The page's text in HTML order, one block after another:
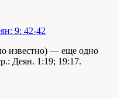
9: 42-42
известно) — еще одно
Деян. 1:19; 19:17.